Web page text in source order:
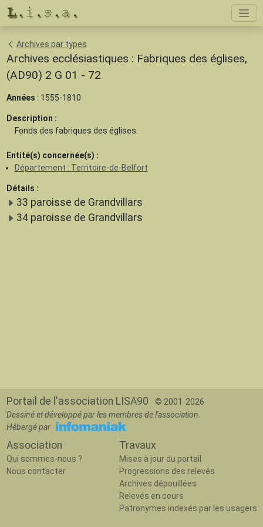
Archives par types
Archives ecclésiastiques : Fabriques des églises,
(AD90) 2 G 01 - 72
Années : 1555-1810
Description :
Fonds des fabriques des églises.
Entité(s) concernée(s) :
Département : Territoire-de-Belfort
Détails :
33 paroisse de Grandvillars
34 paroisse de Grandvillars
Portail de l'association LISA90
© 2001-2026
Dessiné et développé par les membres de l'association.
Hébergé par
Association
Qui sommes-nous ?
Nous contacter
Travaux
Mises à jour du portail
Progressions des relevés
Archives dépouillées
Relevés en cours
Patronymes indexés par les usagers